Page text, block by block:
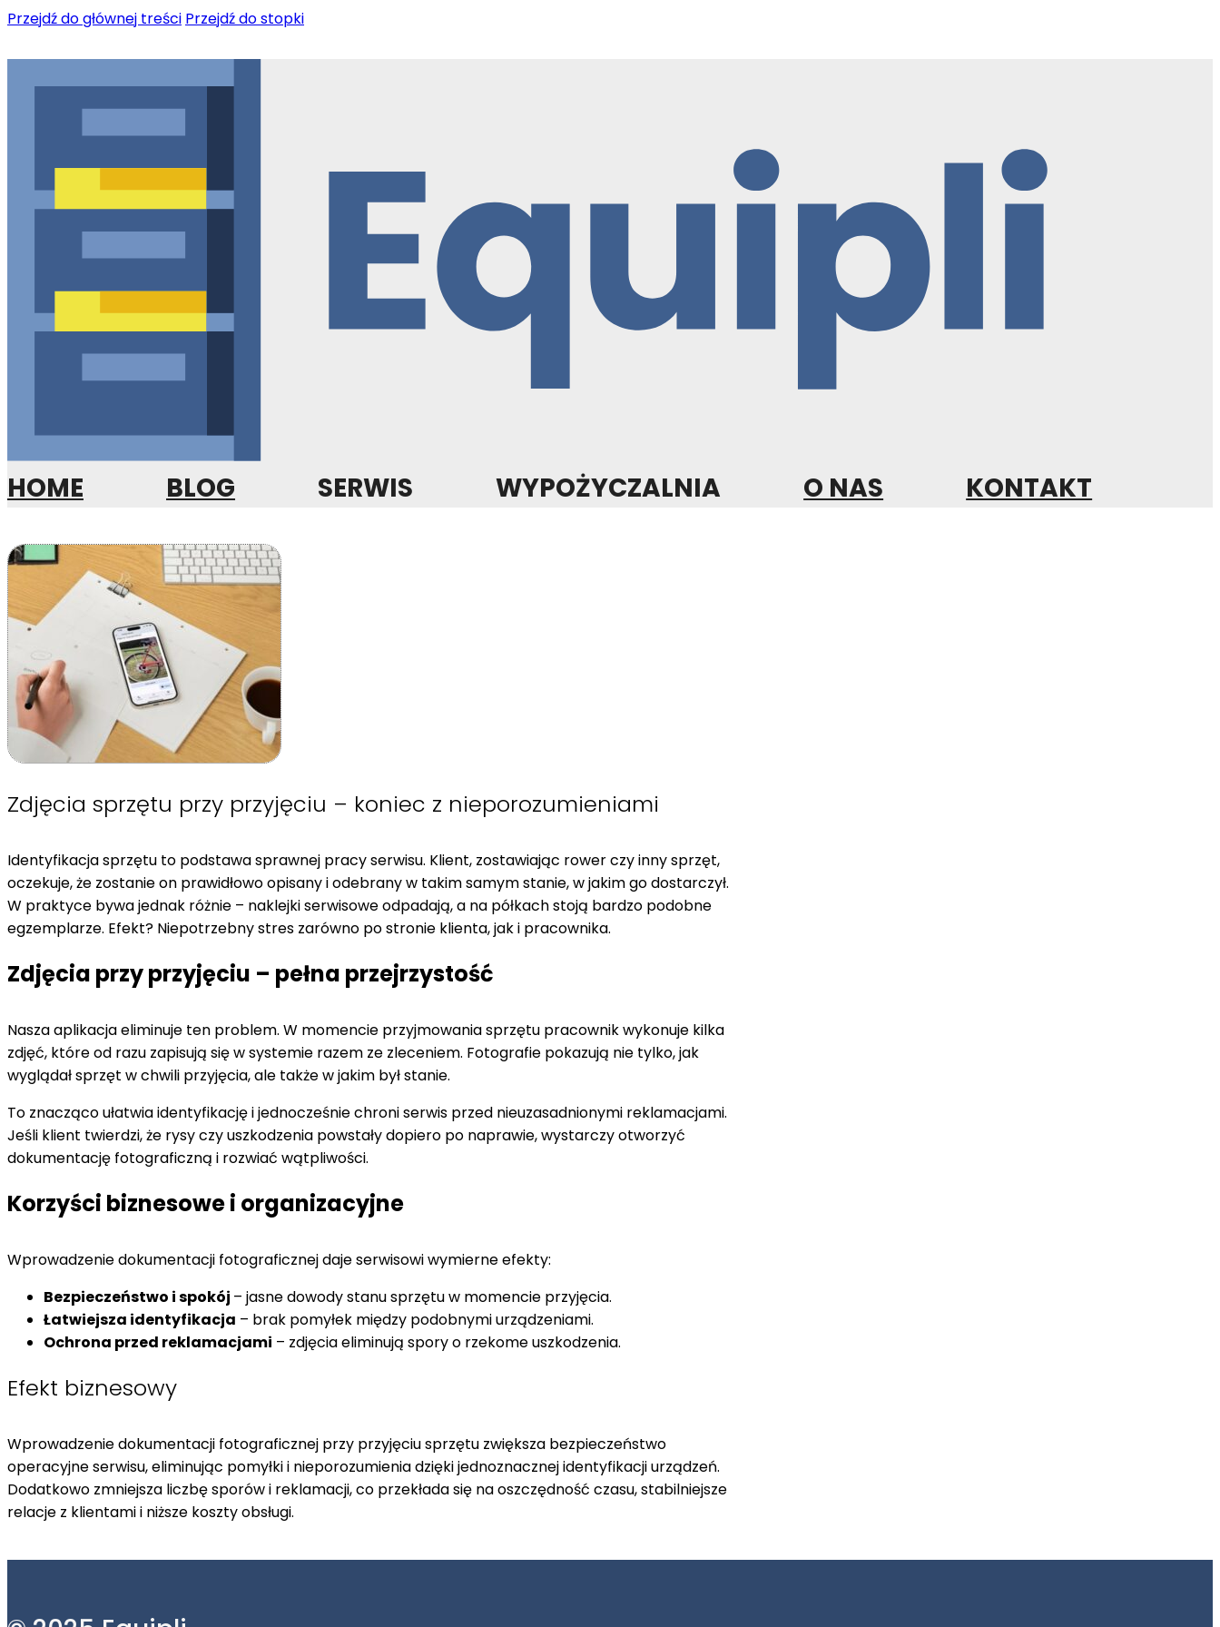
Przejdź do głównej treści Przejdź do stopki
HOME BLOG SERWIS WYPOŻYCZALNIA O NAS KONTAKT
Zdjęcia sprzętu przy przyjęciu – koniec z nieporozumieniami
Identyfikacja sprzętu to podstawa sprawnej pracy serwisu. Klient, zostawiając rower czy inny sprzęt,
oczekuje, że zostanie on prawidłowo opisany i odebrany w takim samym stanie, w jakim go dostarczył.
W praktyce bywa jednak różnie – naklejki serwisowe odpadają, a na półkach stoją bardzo podobne
egzemplarze. Efekt? Niepotrzebny stres zarówno po stronie klienta, jak i pracownika.
Zdjęcia przy przyjęciu – pełna przejrzystość
Nasza aplikacja eliminuje ten problem. W momencie przyjmowania sprzętu pracownik wykonuje kilka
zdjęć, które od razu zapisują się w systemie razem ze zleceniem. Fotografie pokazują nie tylko, jak
wyglądał sprzęt w chwili przyjęcia, ale także w jakim był stanie.
To znacząco ułatwia identyfikację i jednocześnie chroni serwis przed nieuzasadnionymi reklamacjami.
Jeśli klient twierdzi, że rysy czy uszkodzenia powstały dopiero po naprawie, wystarczy otworzyć
dokumentację fotograficzną i rozwiać wątpliwości.
Korzyści biznesowe i organizacyjne
Wprowadzenie dokumentacji fotograficznej daje serwisowi wymierne efekty:
Bezpieczeństwo i spokój – jasne dowody stanu sprzętu w momencie przyjęcia.
Łatwiejsza identyfikacja – brak pomyłek między podobnymi urządzeniami.
Ochrona przed reklamacjami – zdjęcia eliminują spory o rzekome uszkodzenia.
Efekt biznesowy
Wprowadzenie dokumentacji fotograficznej przy przyjęciu sprzętu zwiększa bezpieczeństwo
operacyjne serwisu, eliminując pomyłki i nieporozumienia dzięki jednoznacznej identyfikacji urządzeń.
Dodatkowo zmniejsza liczbę sporów i reklamacji, co przekłada się na oszczędność czasu, stabilniejsze
relacje z klientami i niższe koszty obsługi.